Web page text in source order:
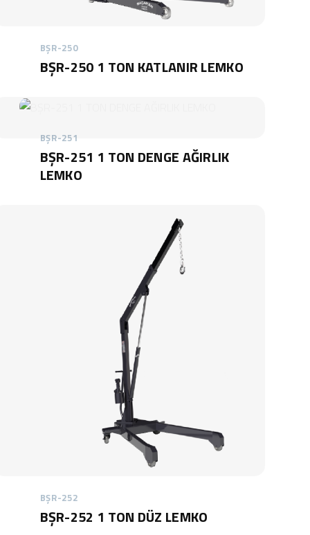
BŞR-250
BŞR-250 1 TON KATLANIR LEMKO
BŞR-251
BŞR-251 1 TON DENGE AĞIRLIK
LEMKO
BŞR-252
BŞR-252 1 TON DÜZ LEMKO